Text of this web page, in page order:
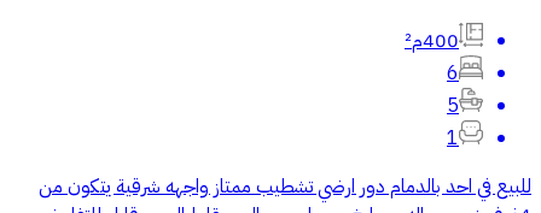
400م²
6
5
1
للبيع في احد بالدمام دور ارضي تشطيب ممتاز واجهه شرقية يتكون من